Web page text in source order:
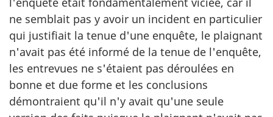
ne semblait pas y avoir un incident en particulier
qui justifiait la tenue d'une enquête, le plaignant
n'avait pas été informé de la tenue de l'enquête,
les entrevues ne s'étaient pas déroulées en
bonne et due forme et les conclusions
démontraient qu'il n'y avait qu'une seule